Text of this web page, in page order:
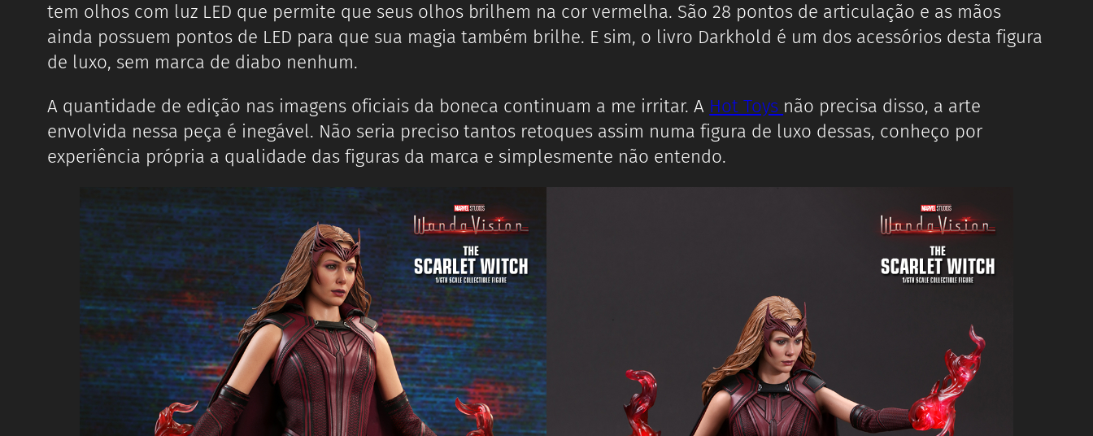
tem olhos com luz LED que permite que seus olhos brilhem na cor vermelha. São 28 pontos de articulação e as mãos
ainda possuem pontos de LED para que sua magia também brilhe. E sim, o livro Darkhold é um dos acessórios desta figura
de luxo, sem marca de diabo nenhum.
A quantidade de edição nas imagens oficiais da boneca continuam a me irritar. A Hot Toys não precisa disso, a arte
envolvida nessa peça é inegável. Não seria preciso tantos retoques assim numa figura de luxo dessas, conheço por
experiência própria a qualidade das figuras da marca e simplesmente não entendo.